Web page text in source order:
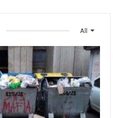
All